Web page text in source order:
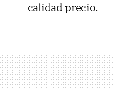
calidad precio.